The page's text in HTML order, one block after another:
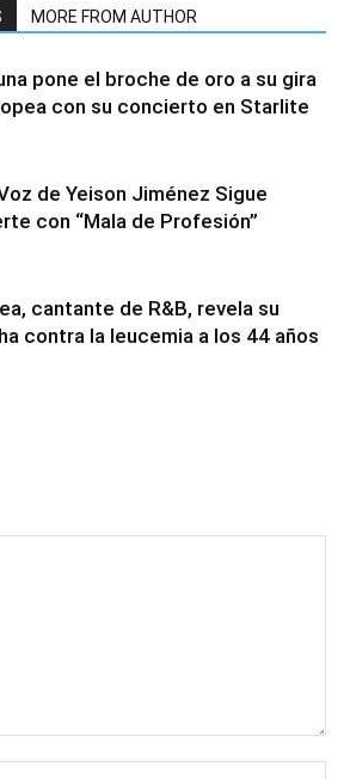
MORE FROM AUTHOR
pone el broche de oro a su gira
con su concierto en Starlite
de Yeison Jiménez Sigue
con “Mala de Profesión”
cantante de R&B, revela su
contra la leucemia a los 44 años